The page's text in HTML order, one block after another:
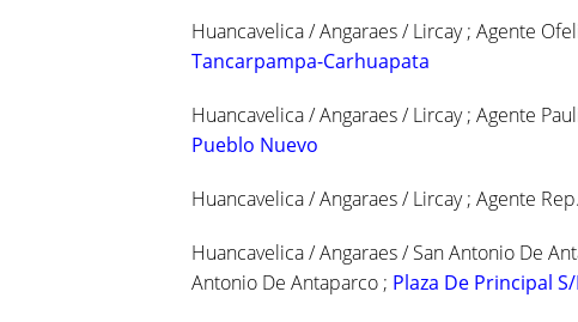
Huancavelica / Angaraes / Lircay ; Agente
Tancarpampa-Carhuapata
Huancavelica / Angaraes / Lircay ; Agente
Pueblo Nuevo
Huancavelica / Angaraes / Lircay ; Agente
Huancavelica / Angaraes / San Antonio De
Antonio De Antaparco ; Plaza De Principal